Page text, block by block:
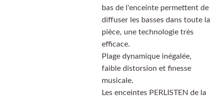
bas de l'enceinte permettent de
diffuser les basses dans toute la
pièce, une technologie très
efficace.
Plage dynamique inégalée,
faible distorsion et finesse
musicale.
Les enceintes PERLISTEN de la